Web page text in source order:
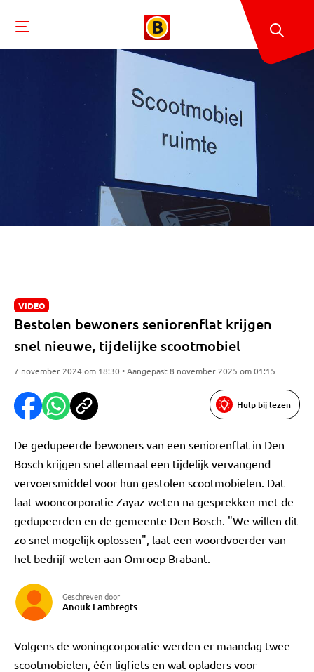
VIDEO
Bestolen bewoners seniorenflat krijgen
snel nieuwe, tijdelijke scootmobiel
7 november 2024 om 18:30 • Aangepast 8 november 2025 om 01:15
Hulp bij lezen
De gedupeerde bewoners van een seniorenflat in Den
Bosch krijgen snel allemaal een tijdelijk vervangend
vervoersmiddel voor hun gestolen scootmobielen. Dat
laat wooncorporatie Zayaz weten na gesprekken met de
gedupeerden en de gemeente Den Bosch. "We willen dit
zo snel mogelijk oplossen", laat een woordvoerder van
het bedrijf weten aan Omroep Brabant.
Geschreven door
Anouk Lambregts
Volgens de woningcorporatie werden er maandag twee
scootmobielen, één ligfiets en wat opladers voor